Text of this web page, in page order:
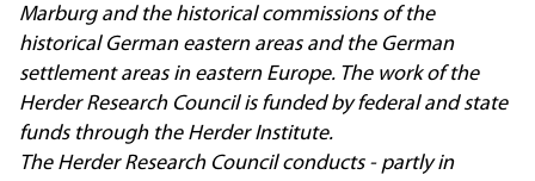
Marburg and the historical commissions of the
historical German eastern areas and the German
settlement areas in eastern Europe. The work of the
Herder Research Council is funded by federal and state
funds through the Herder Institute.
The Herder Research Council conducts - partly in